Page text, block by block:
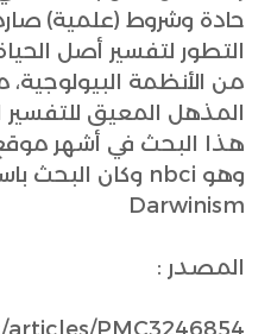
حادة وشروط (علمية)
التطور لتفسير أصل
من الأنظمة البيولوجية،
المذهل المعيق
هذا البحث في أشهر
Darwinism
المصدر :